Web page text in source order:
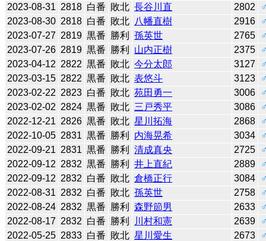
2023-08-31 2818 白番 敗北 長谷川直 2802
2023-08-30 2818 白番 敗北 八幡直樹 2916
2023-07-27 2819 黒番 勝利 孫英世 2765
2023-07-26 2819 黒番 勝利 山内正樹 2375
2023-04-12 2822 黒番 敗北 今分太郎 3127
2023-03-15 2822 黒番 敗北 表悠斗 3123
2023-02-22 2823 白番 敗北 苑田勇一 3006
2023-02-02 2824 黒番 敗北 三戸秀平 3086
2022-12-21 2826 黒番 敗北 星川拓海 2868
2022-10-05 2831 黒番 勝利 内海晃希 3034
2022-09-21 2831 黒番 勝利 清成真央 2725
2022-09-12 2832 黒番 勝利 井上直紀 2889
2022-09-12 2832 白番 敗北 倉橋正行 3084
2022-08-31 2832 白番 敗北 孫英世 2758
2022-08-24 2832 黒番 勝利 森野節男 2633
2022-08-17 2832 白番 勝利 川村和憲 2639
2022-05-25 2833 白番 敗北 星川愛生 2673